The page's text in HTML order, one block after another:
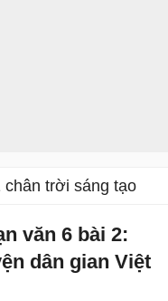
chân trời sáng tạo
văn 6 bài 2:
dân gian Việt